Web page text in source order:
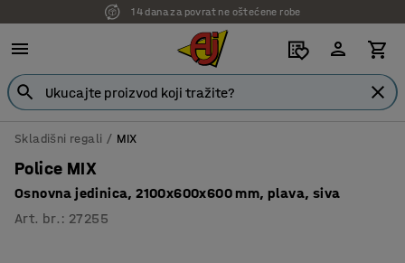
14 dana za povrat ne oštećene robe
7 godina garancije
Skladišni regali MIX
Police MIX
Osnovna jedinica, 2100x600x600 mm, plava, siva
Art. br. : 27255